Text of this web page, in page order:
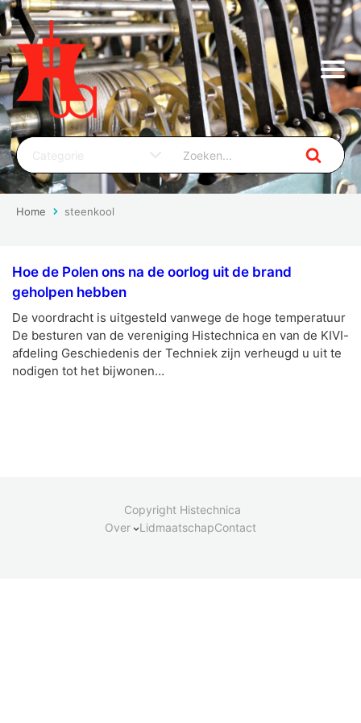
Home steenkool
Hoe de Polen ons na de oorlog uit de brand
geholpen hebben
De voordracht is uitgesteld vanwege de hoge temperatuur
De besturen van de vereniging Histechnica en van de KIVI-
afdeling Geschiedenis der Techniek zijn verheugd u uit te
nodigen tot het bijwonen…
Copyright Histechnica
Over
LidmaatschapContact